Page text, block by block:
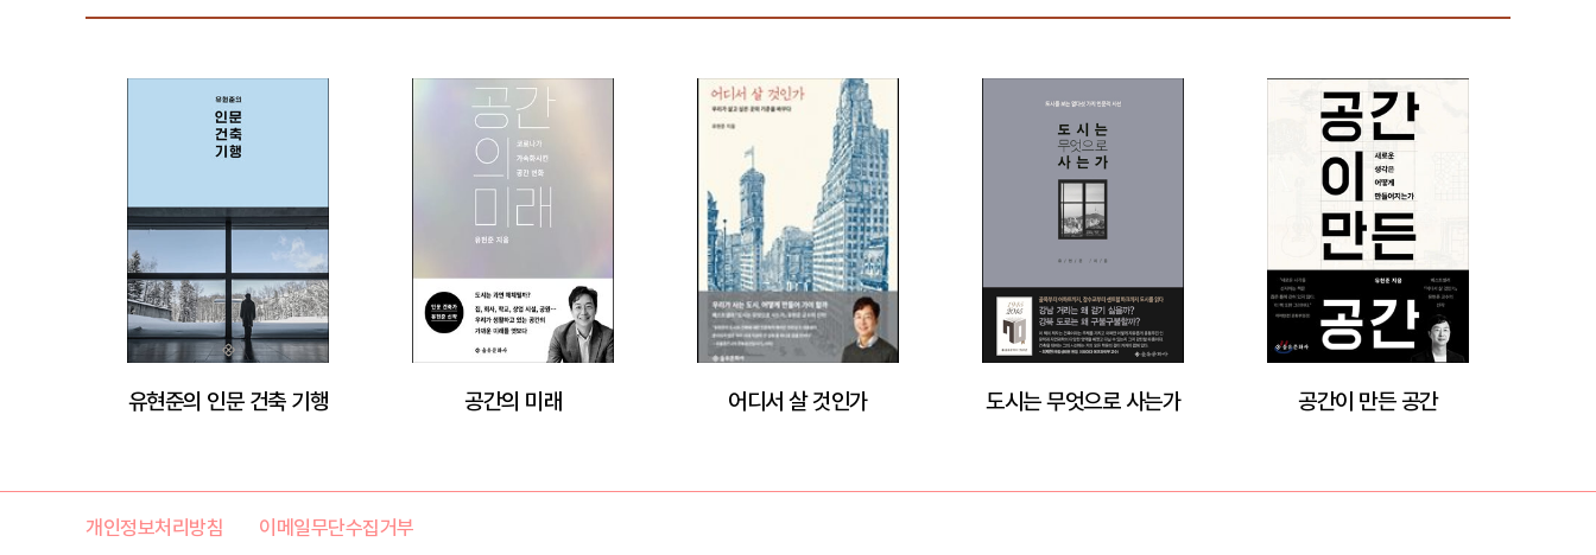
유현준의 인문 건축 기행 공간의 미래 어디서 살 것인가 도시는 무엇으로 사는가 공간이 만든 공간
개인정보처리방침 이메일무단수집거부